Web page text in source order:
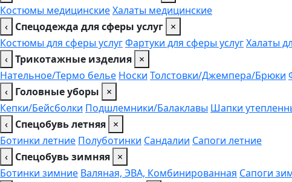
Костюмы медицинскиеХалаты медицинские
‹ Спецодежда для сферы услуг ×
Костюмы для сферы услугФартуки для сферы услугХалаты
‹ Трикотажные изделия ×
Нательное/Термо белье Носки Толстовки/Джемпера/Брюки
‹ Головные уборы
×
Кепки/Бейсболки Подшлемники/Балаклавы Шапки
‹ Спецобувь летняя ×
Ботинки летние Полуботинки Сандалии Сапоги летние
‹ Спецобувь зимняя ×
Ботинки зимние Валяная, ЭВА, Комбинированная Сапоги